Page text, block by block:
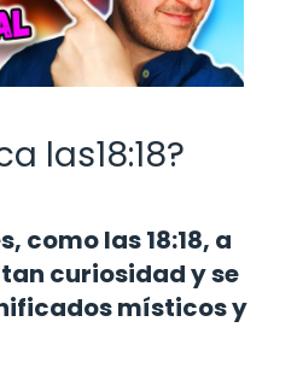
las18:18?
como las 18:18, a
curiosidad y se
místicos y